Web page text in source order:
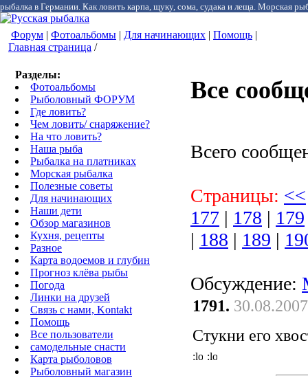
рыбалка в Германии. Как ловить карпа, щуку, сома, судака и леща. Морская
Форум | Фотоальбомы | Для начинающих | Помощь |
Главная страница /
Разделы:
Фотоальбомы
Рыболовный ФОРУМ
Где ловить?
Чем ловить/ снаряжение?
На что ловить?
Наша рыба
Рыбалка на платниках
Морская рыбалка
Полезные советы
Для начинающих
Наши дети
Обзор магазинов
Кухня, рецепты
Разное
Карта водоемов и глубин
Прогноз клёва рыбы
Погода
Линки на друзей
Связь с нами, Kontakt
Помощь
Все пользователи
самодельные снасти
Карта рыболовов
Рыболовный магазин
Все
Всего
Страницы: <<
177 | 178 | 179
| 188 | 189 |
Обсуждение:
1791.
Стукни его